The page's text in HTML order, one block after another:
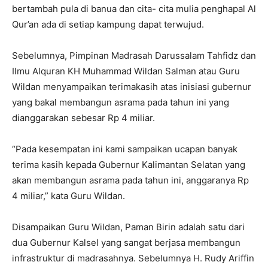
bertambah pula di banua dan cita- cita mulia penghapal Al
Qur’an ada di setiap kampung dapat terwujud.
Sebelumnya, Pimpinan Madrasah Da­rus­salam Tahfidz dan
Ilmu Alquran KH Muhammad Wildan Salman atau Guru
Wildan menyampaikan terimakasih atas inisiasi gubernur
yang bakal membangun asrama pada tahun ini yang
dianggarakan sebesar Rp 4 miliar.
“Pada kesempatan ini kami sampaikan ucapan banyak
terima kasih kepada Gubernur Kalimantan Selatan yang
akan membangun asrama pada tahun ini, anggaranya Rp
4 miliar,” kata Guru Wildan.
Disampaikan Guru Wildan, Paman Birin adalah satu dari
dua Gubernur Kalsel yang sangat berjasa membangun
infrastruktur di madrasahnya. Sebelumnya H. Rudy Ariffin